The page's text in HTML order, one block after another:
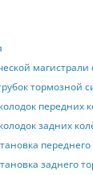
тормозной
передних
задних
заднего